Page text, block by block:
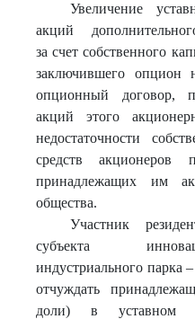
Увеличение
акций
за счет собственного
заключившего опцион
опционный договор,
акций этого
недостаточности
средств акционеров
принадлежащих им
общества.
Участник
субъекта
индустриального парка
отчуждать
доли) в уставном